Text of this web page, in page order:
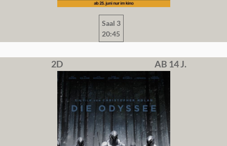
Saal 3
20:45
2D AB 14 J.